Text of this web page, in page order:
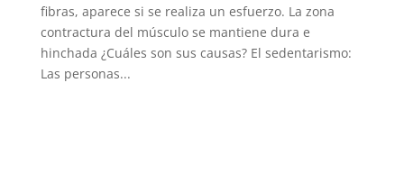
fibras, aparece si se realiza un esfuerzo. La zona
contractura del músculo se mantiene dura e
hinchada ¿Cuáles son sus causas? El sedentarismo:
Las personas...